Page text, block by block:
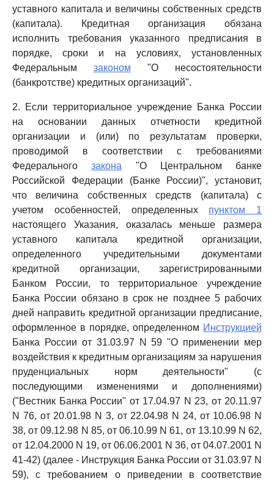
уставного капитала и величины собственных средств
(капитала). Кредитная организация обязана
исполнить требования указанного предписания в
порядке, сроки и на условиях, установленных
Федеральным законом "О несостоятельности
(банкротстве) кредитных организаций".
2. Если территориальное учреждение Банка России
на основании данных отчетности кредитной
организации и (или) по результатам проверки,
проводимой в соответствии с требованиями
Федеральногозакона "О Центральном банке
Российской Федерации (Банке России)", установит,
что величина собственных средств (капитала) с
учетом особенностей, определенных пунктом 1
настоящего Указания, оказалась меньше размера
уставного капитала кредитной организации,
определенного учредительными документами
кредитной организации, зарегистрированными
Банком России, то территориальное учреждение
Банка России обязано в срок не позднее 5 рабочих
дней направить кредитной организации предписание,
оформленное в порядке, определенном Инструкцией
Банка России от 31.03.97 N 59 "О применении мер
воздействия к кредитным организациям за нарушения
пруденциальных норм деятельности" (с
последующими изменениями и дополнениями)
("Вестник Банка России" от 17.04.97 N 23, от 20.11.97
N 76, от 20.01.98 N 3, от 22.04.98 N 24, от 10.06.98 N
38, от 09.12.98 N 85, от 06.10.99 N 61, от 13.10.99 N 62,
от 12.04.2000 N 19, от 06.06.2001 N 36, от 04.07.2001 N
41-42) (далее - Инструкция Банка России от 31.03.97 N
59), с требованием о приведении в соответствие